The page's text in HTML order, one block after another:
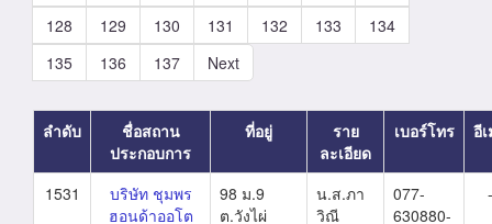
128
129 130 131 132 133
134
135
136 137 Next
ลำดับ
ชื่อสถาน
ประกอบการ
ที่อยู่
ราย
ละเอียด
เบอร์โทร อี
1531
บริษัท ชุมพร
ฮอนด้าออโต
98 ม.9
ต.วังไผ่
น.ส.ภา
วิณี
077-
630880-
-